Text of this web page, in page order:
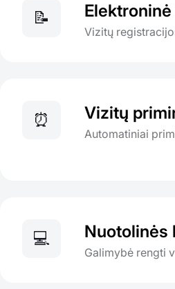
📝
Vizitų
⏰ Vizitų
Automatiniai
💻 Nuotolinės
Galimybė rengti